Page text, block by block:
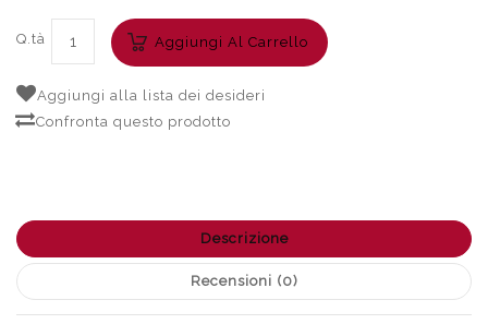
Q.tà Aggiungi Al Carrello
Aggiungi alla lista dei desideri
Confronta questo prodotto
Descrizione
Recensioni (0)